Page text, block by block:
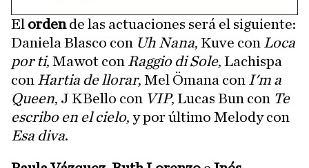
El ordende las actuaciones será el siguiente:
Daniela Blasco con Uh Nana, Kuve con Loca
por ti, Mawot con Raggio di Sole, Lachispa
con Hartia de llorar, Mel Ömana con I'm a
Queen, J KBello con VIP, Lucas Bun con Te
escribo en el cielo, y por último Melody con
Esa diva.